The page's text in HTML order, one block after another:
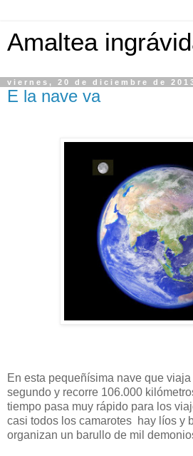
Amaltea
viernes, 20 de diciembre de
E la nave va
En esta pequeñísima nave que
segundo y recorre 106.000
tiempo pasa muy rápido para los
casi todos los camarotes hay líos y
organizan un barullo de mil